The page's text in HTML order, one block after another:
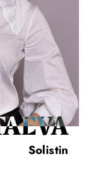
Solistin